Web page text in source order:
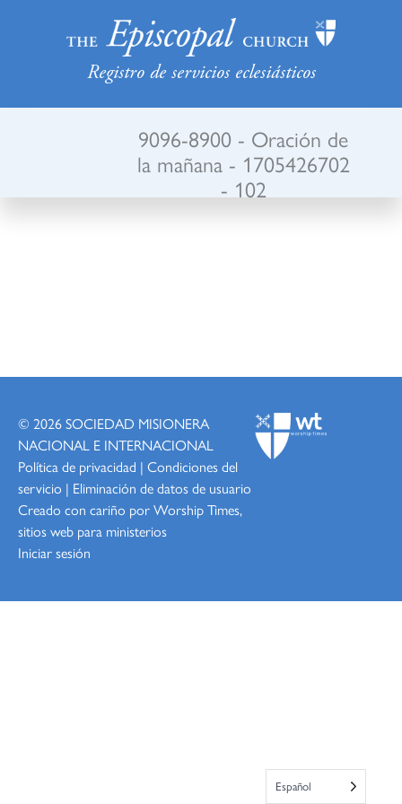
Registro de servicios eclesiásticos
9096-8900 - Oración de
la mañana - 1705426702
- 102
© 2026SOCIEDAD MISIONERA
NACIONAL E INTERNACIONAL
Política de privacidad | Condiciones del
servicio | Eliminación de datos de usuario
Creado con cariño por WorshipTimes,
sitios web para ministerios
Iniciar sesión
Español